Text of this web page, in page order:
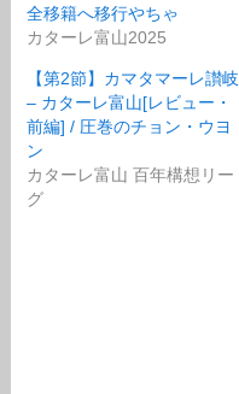
全移籍へ移行やちゃ
カターレ富山2025
【第2節】カマタマーレ讃岐
– カターレ富山[レビュー・
前編] / 圧巻のチョン・ウヨ
ン
カターレ富山 百年構想リー
グ